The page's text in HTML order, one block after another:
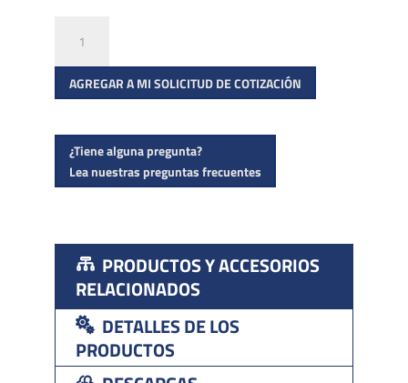
DOBLE
SIDE
cantidad
AGREGAR A MI SOLICITUD DE COTIZACIÓN
¿Tiene alguna pregunta?
Lea nuestras preguntas frecuentes
PRODUCTOS Y ACCESORIOS
RELACIONADOS
DETALLES DE LOS
PRODUCTOS